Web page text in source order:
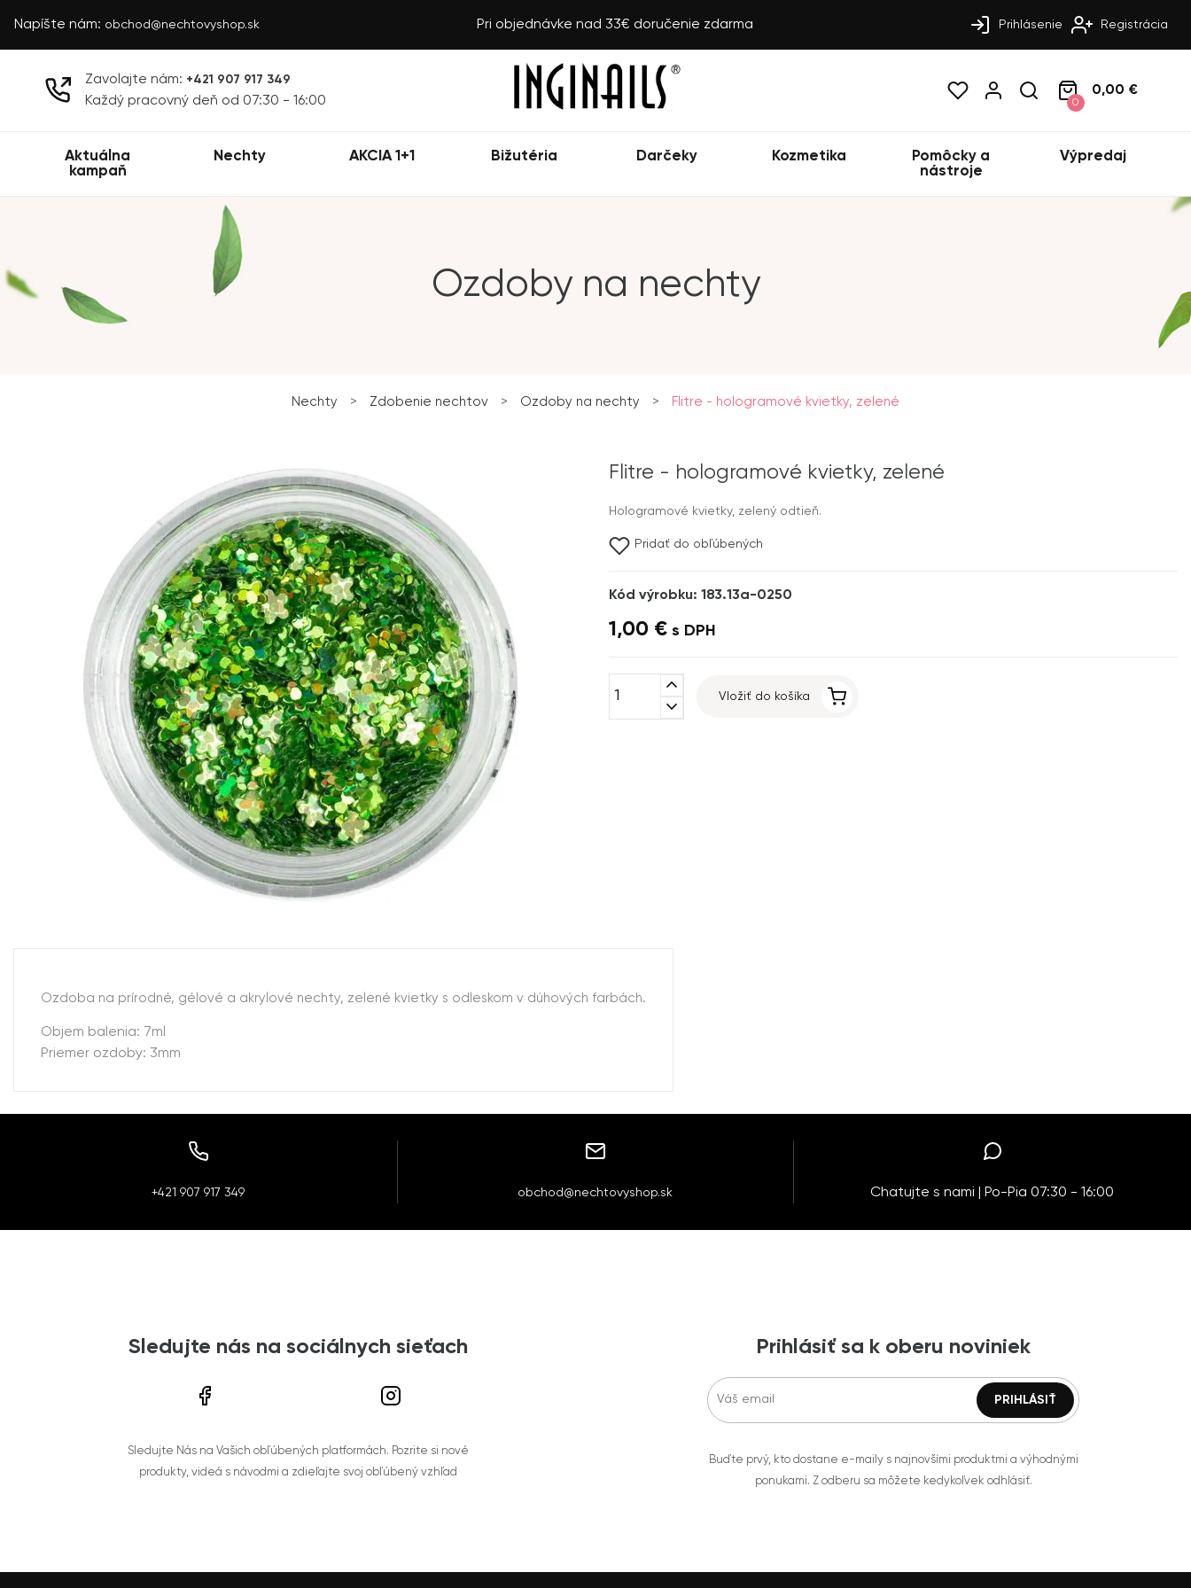
Napíšte nám: obchod@nechtovyshop.sk Pri objednávke nad 33€ doručenie zdarma Prihlásenie Registrácia
Zavolajte nám: +421 907 917 349
Každý pracovný deň od 07:30 - 16:00 0
0,00 €
Aktuálna
kampaň
Nechty AKCIA 1+1 Bižutéria Darčeky Kozmetika
Pomôcky a
nástroje
Výpredaj
Ozdoby na nechty
Nechty > Zdobenie nechtov > Ozdoby na nechty > Flitre - hologramové kvietky, zelené
Flitre - hologramové kvietky, zelené
Hologramové kvietky, zelený odtieň.
Pridať do obľúbených
Kód výrobku: 183.13a-0250
1,00 € s DPH
expand_less
expand_more
Vložiť do košíka
Ozdoba na prírodné, gélové a akrylové nechty, zelené kvietky s odleskom v dúhových farbách.
Objem balenia: 7ml
Priemer ozdoby: 3mm
+421 907 917 349 obchod@nechtovyshop.sk Chatujte s nami | Po-Pia 07:30 - 16:00
Sledujte nás na sociálnych sieťach
Sledujte Nás na Vašich obľúbených platformách. Pozrite si nové
produkty, videá s návodmi a zdieľajte svoj obľúbený vzhľad
Prihlásiť sa k oberu noviniek
Buďte prvý, kto dostane e-maily s najnovšími produktmi a výhodnými
ponukami. Z odberu sa môžete kedykoľvek odhlásiť.